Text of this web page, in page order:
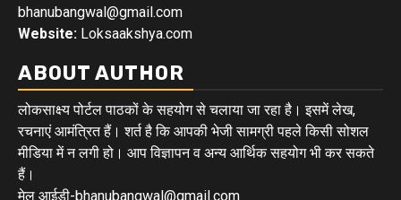
bhanubangwal@gmail.com
Website: Loksaakshya.com
ABOUT AUTHOR
लोकसाक्ष्य पोर्टल पाठकों के सहयोग से चलाया जा रहा है। इसमें लेख,
रचनाएं आमंत्रित हैं। शर्त है कि आपकी भेजी सामग्री पहले किसी सोशल
मीडिया में न लगी हो। आप विज्ञापन व अन्य आर्थिक सहयोग भी कर सकते
हैं।
मेल आईडी-bhanubangwal@gmail.com